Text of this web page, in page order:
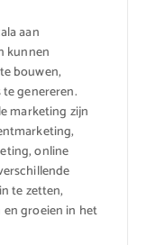
aan
kunnen
bouwen,
genereren.
marketing zijn
online
te zetten,
groeien in het